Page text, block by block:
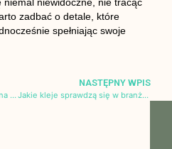
zadbać o detale, które
spełniając swoje
Stylowe i funkcjonalne kosze na śmieci do pokoju dziecięcego – na co postawić?
NASTĘPNY WPIS
Jakie kleje sprawdzą się w branży dekoracyjnej? Wybór najlepszych rozwiązań